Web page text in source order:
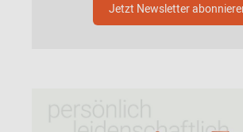
Jetzt Newsletter